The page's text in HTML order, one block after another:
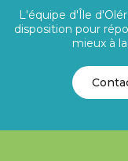
L'équipe d'Île
disposition pour
mieux à